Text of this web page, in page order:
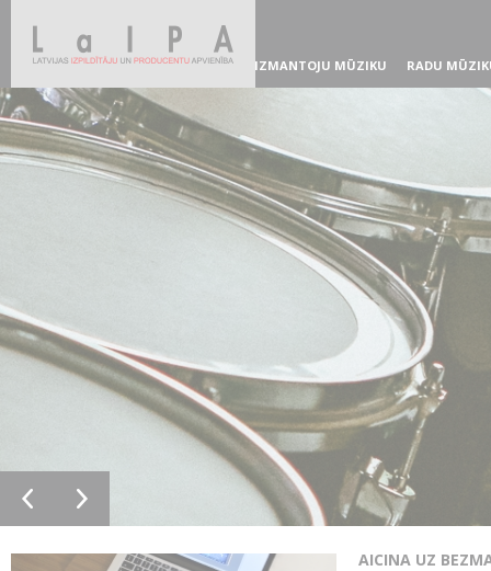
IZMANTOJU MŪZIKU RADU
AICINA UZ